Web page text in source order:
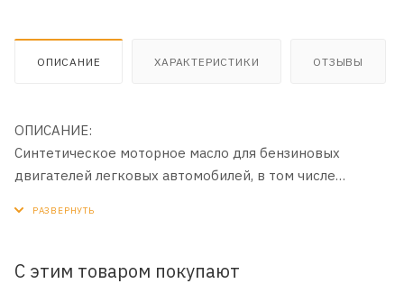
ОПИСАНИЕ ХАРАКТЕРИСТИКИ ОТЗЫВЫ
ОПИСАНИЕ:
Синтетическое моторное масло для бензиновых
двигателей легковых автомобилей, в том числе
С этим товаром покупают